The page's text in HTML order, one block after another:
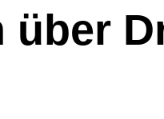
über